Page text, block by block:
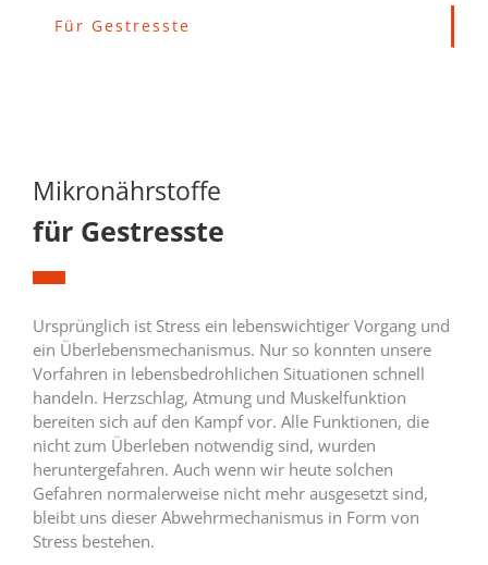
Mikronährstoffe
für Gestresste
Ursprünglich ist Stress ein lebenswichtiger Vorgang und
ein Überlebensmechanismus. Nur so konnten unsere
Vorfahren in lebensbedrohlichen Situationen schnell
handeln. Herzschlag, Atmung und Muskelfunktion
bereiten sich auf den Kampf vor. Alle Funktionen, die
nicht zum Überleben notwendig sind, wurden
heruntergefahren. Auch wenn wir heute solchen
Gefahren normalerweise nicht mehr ausgesetzt sind,
bleibt uns dieser Abwehrmechanismus in Form von
Stress bestehen.
Für Gestresste